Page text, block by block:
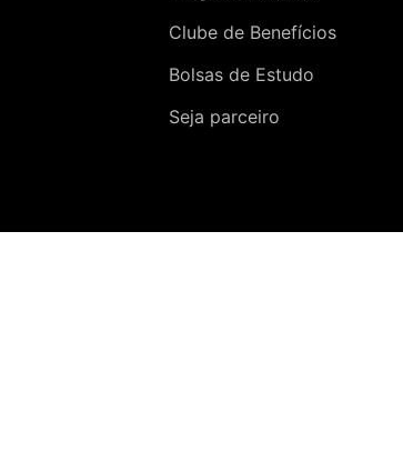
Clube de Benefícios
Bolsas de Estudo
Seja parceiro